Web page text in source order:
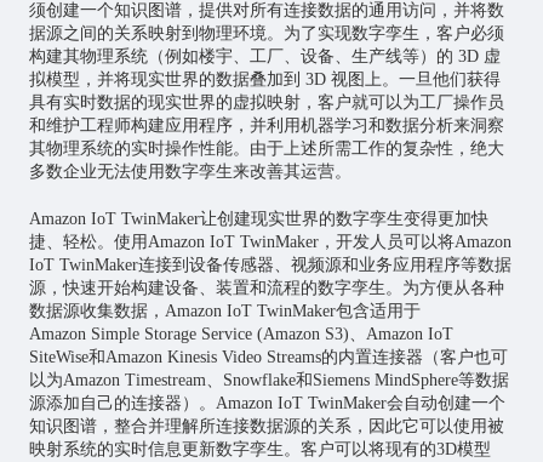
须创建一个知识图谱，提供对所有连接数据的通用访问，并将数
据源之间的关系映射到物理环境。为了实现数字孪生，客户必须
构建其物理系统（例如楼宇、工厂、设备、生产线等）的 3D 虚
拟模型，并将现实世界的数据叠加到 3D 视图上。一旦他们获得
具有实时数据的现实世界的虚拟映射，客户就可以为工厂操作员
和维护工程师构建应用程序，并利用机器学习和数据分析来洞察
其物理系统的实时操作性能。由于上述所需工作的复杂性，绝大
多数企业无法使用数字孪生来改善其运营。
Amazon IoT TwinMaker让创建现实世界的数字孪生变得更加快
捷、轻松。使用Amazon IoT TwinMaker，开发人员可以将Amazon
IoT TwinMaker连接到设备传感器、视频源和业务应用程序等数据
源，快速开始构建设备、装置和流程的数字孪生。为方便从各种
数据源收集数据，Amazon IoT TwinMaker包含适用于
Amazon Simple Storage Service (Amazon S3)、Amazon IoT
SiteWise和Amazon Kinesis Video Streams的内置连接器（客户也可
以为Amazon Timestream、Snowflake和Siemens MindSphere等数据
源添加自己的连接器）。Amazon IoT TwinMaker会自动创建一个
知识图谱，整合并理解所连接数据源的关系，因此它可以使用被
映射系统的实时信息更新数字孪生。客户可以将现有的3D模型